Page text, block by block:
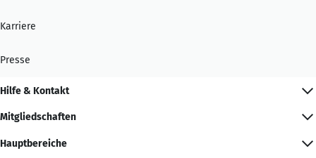
Karriere
Presse
Hilfe & Kontakt
Mitgliedschaften
Hauptbereiche